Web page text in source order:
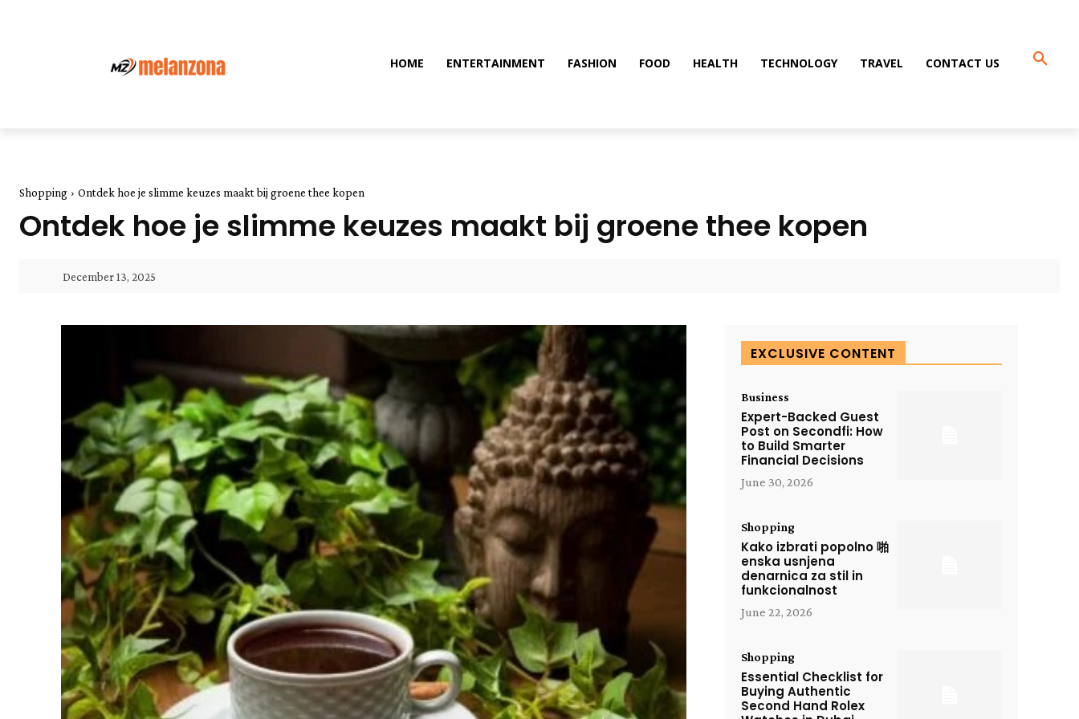
HOME ENTERTAINMENT FASHION FOOD HEALTH TECHNOLOGY TRAVEL CONTACT US
Shopping Ontdek hoe je slimme keuzes maakt bij groene thee kopen
Ontdek hoe je slimme keuzes maakt bij groene thee kopen
December 13, 2025
EXCLUSIVE CONTENT
Business
Expert-Backed Guest
Post on Secondfi: How
to Build Smarter
Financial Decisions
June 30, 2026
Shopping
Kako izbrati popolno 啪
enska usnjena
denarnica za stil in
funkcionalnost
June 22, 2026
Shopping
Essential Checklist for
Buying Authentic
Second Hand Rolex